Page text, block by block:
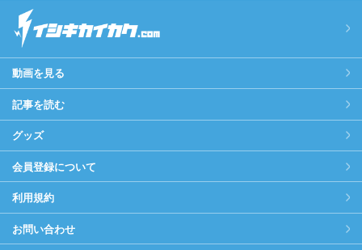
動画を見る
記事を読む
グッズ
会員登録について
利用規約
お問い合わせ